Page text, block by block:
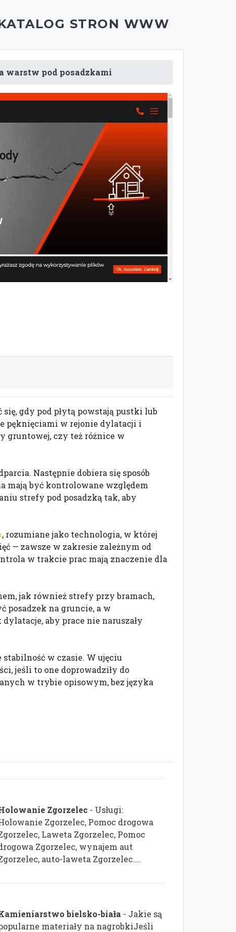
STRON WWW
warstw pod posadzkami
gdy pod płytą powstają pustki lub
pęknięciami w rejonie dylatacji i
gruntowej, czy też różnice w
Następnie dobiera się sposób
mają być kontrolowane względem
strefy pod posadzką tak, aby
, rozumiane jako technologia, w której
— zawsze w zakresie zależnym od
w trakcie prac mają znaczenie dla
jak również strefy przy bramach,
posadzek na gruncie, a w
aby prace nie naruszały
stabilność w czasie. W ujęciu
jeśli to one doprowadziły do
w trybie opisowym, bez języka
Zgorzelec - Usługi:
Zgorzelec, Pomoc drogowa
Laweta Zgorzelec, Pomoc
Zgorzelec, wynajem aut
auto-laweta Zgorzelec....
bielsko-biała - Jakie są
materiały na nagrobkiJeśli